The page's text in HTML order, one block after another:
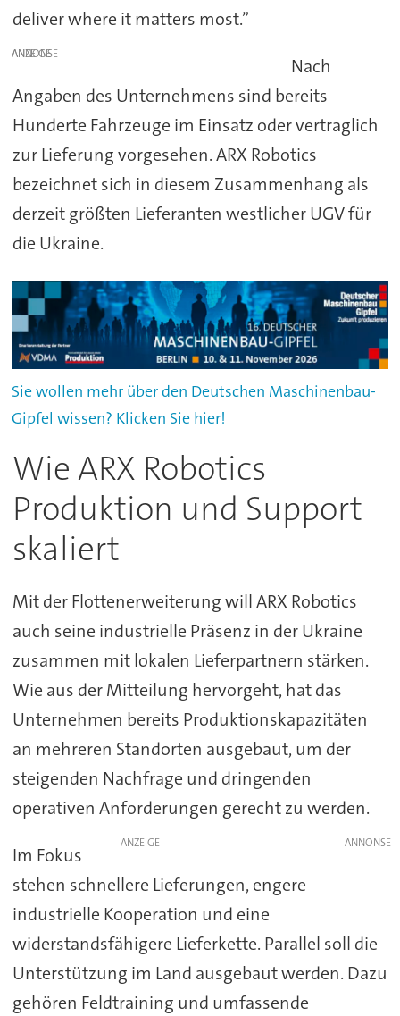
deliver where it matters most.”
ANZEIGE
Nach
Angaben des Unternehmens sind bereits
Hunderte Fahrzeuge im Einsatz oder vertraglich
zur Lieferung vorgesehen. ARX Robotics
bezeichnet sich in diesem Zusammenhang als
derzeit größten Lieferanten westlicher UGV für
die Ukraine.
Sie wollen mehr über den Deutschen Maschinenbau-
Gipfel wissen? Klicken Sie hier!
Wie ARX Robotics
Produktion und Support
skaliert
Mit der Flottenerweiterung will ARX Robotics
auch seine industrielle Präsenz in der Ukraine
zusammen mit lokalen Lieferpartnern stärken.
Wie aus der Mitteilung hervorgeht, hat das
Unternehmen bereits Produktionskapazitäten
an mehreren Standorten ausgebaut, um der
steigenden Nachfrage und dringenden
operativen Anforderungen gerecht zu werden.
ANZEIGE
Im Fokus
stehen schnellere Lieferungen, engere
industrielle Kooperation und eine
widerstandsfähigere Lieferkette. Parallel soll die
Unterstützung im Land ausgebaut werden. Dazu
gehören Feldtraining und umfassende